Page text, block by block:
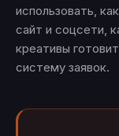
использовать,
сайт и соцсети,
креативы
систему заявок.